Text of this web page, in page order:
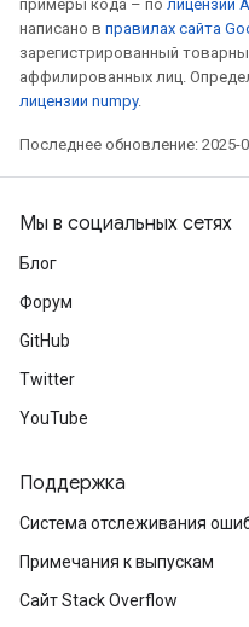
примеры кода – по лицензии
написано в правилах сайта
зарегистрированный
аффилированных лиц.
лицензии numpy.
Последнее обновление: 2025-
Мы в социальных сетях
Блог
Форум
GitHub
Twitter
YouTube
Поддержка
Система отслеживания
Примечания к выпускам
Сайт Stack Overflow